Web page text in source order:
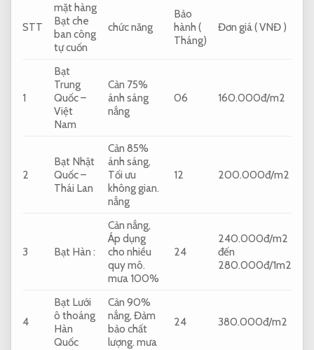
STT
mặt hàng
Bạt che
ban công
tự cuốn
chức năng
Bảo
hành (
Tháng)
Đơn giá ( VNĐ )
1
Bạt
Trung
Quốc –
Việt
Nam
Cản 75%
ánh sáng
nắng
06 160.000đ/m2
2
Bạt Nhật
Quốc –
Thái Lan
Cản 85%
ánh sáng,
Tối ưu
không gian.
nắng
12 200.000đ/m2
3 Bạt Hàn :
Cản nắng,
Áp dụng
cho nhiều
quy mô.
mưa 100%
24
240.000đ/m2
đến
280.000đ/1m2
4
Bạt Lưới
ô thoáng
Hàn
Quốc
Cản 90%
nắng, Đảm
bảo chất
lượng. mưa
24 380.000đ/m2